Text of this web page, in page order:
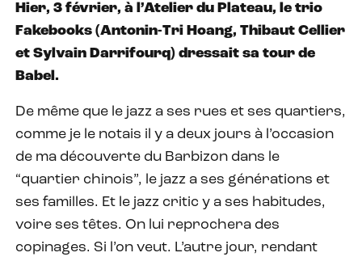
Hier, 3 février, à l’Atelier du Plateau, le trio
Fakebooks (Antonin-Tri Hoang, Thibaut Cellier
et Sylvain Darrifourq) dressait sa tour de
Babel.
De même que le jazz a ses rues et ses quartiers,
comme je le notais il y a deux jours à l’occasion
de ma découverte du Barbizon dans le
“quartier chinois”, le jazz a ses générations et
ses familles. Et le jazz critic y a ses habitudes,
voire ses têtes. On lui reprochera des
copinages. Si l’on veut. L’autre jour, rendant